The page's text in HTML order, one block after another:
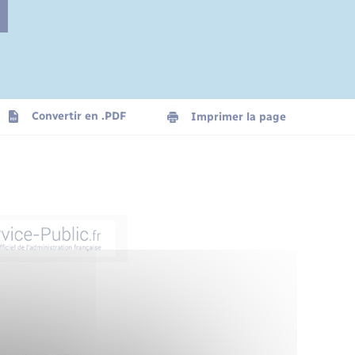
Convertir en .PDF Imprimer la page